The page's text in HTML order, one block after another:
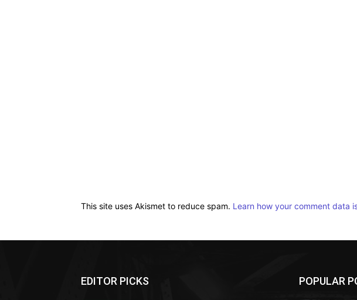
This site uses Akismet to reduce spam. Learn how your comment data
EDITOR PICKS POPULAR